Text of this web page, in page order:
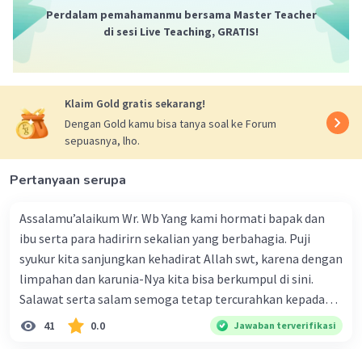
embel "Bapak" di depannya. Dalam penulisan
nama jabatan, embel-embel seperti "Bapak"
karena itu, pilihan C adalah yang tidak
menggunakan penulisan kata baku yang benar.
Beri Rating ·0.0(0) Balas
Perdalam pemahamanmu bersama Master Teacher
di sesi Live Teaching, GRATIS!
Klaim Gold gratis sekarang!
Dengan Gold kamu bisa tanya soal ke Forum
sepuasnya, lho.
Pertanyaan serupa
Assalamu’alaikum Wr. Wb Yang kami hormati bapak dan
ibu serta para hadirirn sekalian yang berbahagia. Puji
syukur kita sanjungkan kehadirat Allah swt, karena dengan
limpahan dan karunia-Nya kita bisa berkumpul di sini.
Salawat serta salam semoga tetap tercurahkan kepada
junjungan Nabi besar Muhammad saw, karena beliau
menyiarkan agama yang haq, yakni agama islam, agama
41 0.0 Jawaban terverifikasi